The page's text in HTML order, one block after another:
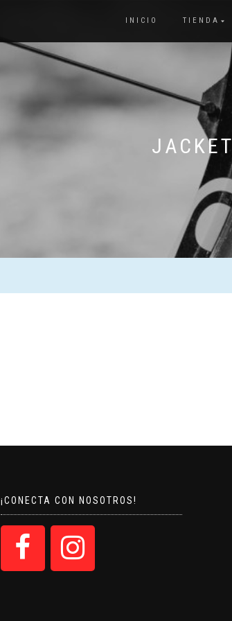
INICIO TIENDA
JACKET
¡CONECTA CON NOSOTROS!